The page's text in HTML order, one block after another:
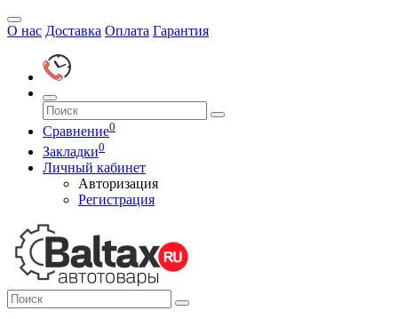
О нас Доставка Оплата Гарантия
Сравнение0
Закладки0
Личный кабинет
Авторизация
Регистрация